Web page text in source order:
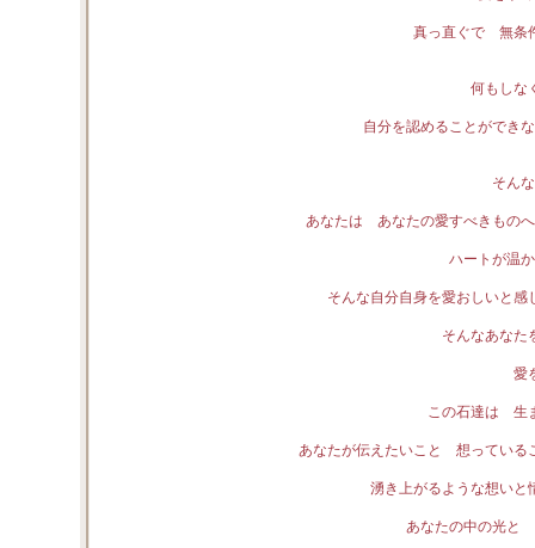
真っ直ぐで 無条
何もしな
自分を認めることができ
そん
あなたは あなたの愛すべきもの
ハートが温
そんな自分自身を愛おしいと
そんなあなた
愛
この石達は 生
あなたが伝えたいこと 想っている
湧き上がるような想い
あなたの中の光と